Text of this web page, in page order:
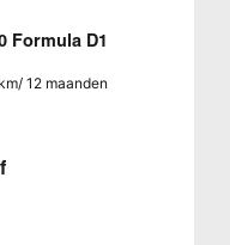
Formula D1
12 maanden